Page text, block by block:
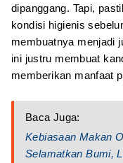
dipanggang. Tapi,
kondisi higienis
membuatnya menjadi
ini justru membuat
memberikan manfaat
Baca Juga:
Kebiasaan Makan
Selamatkan Bumi,